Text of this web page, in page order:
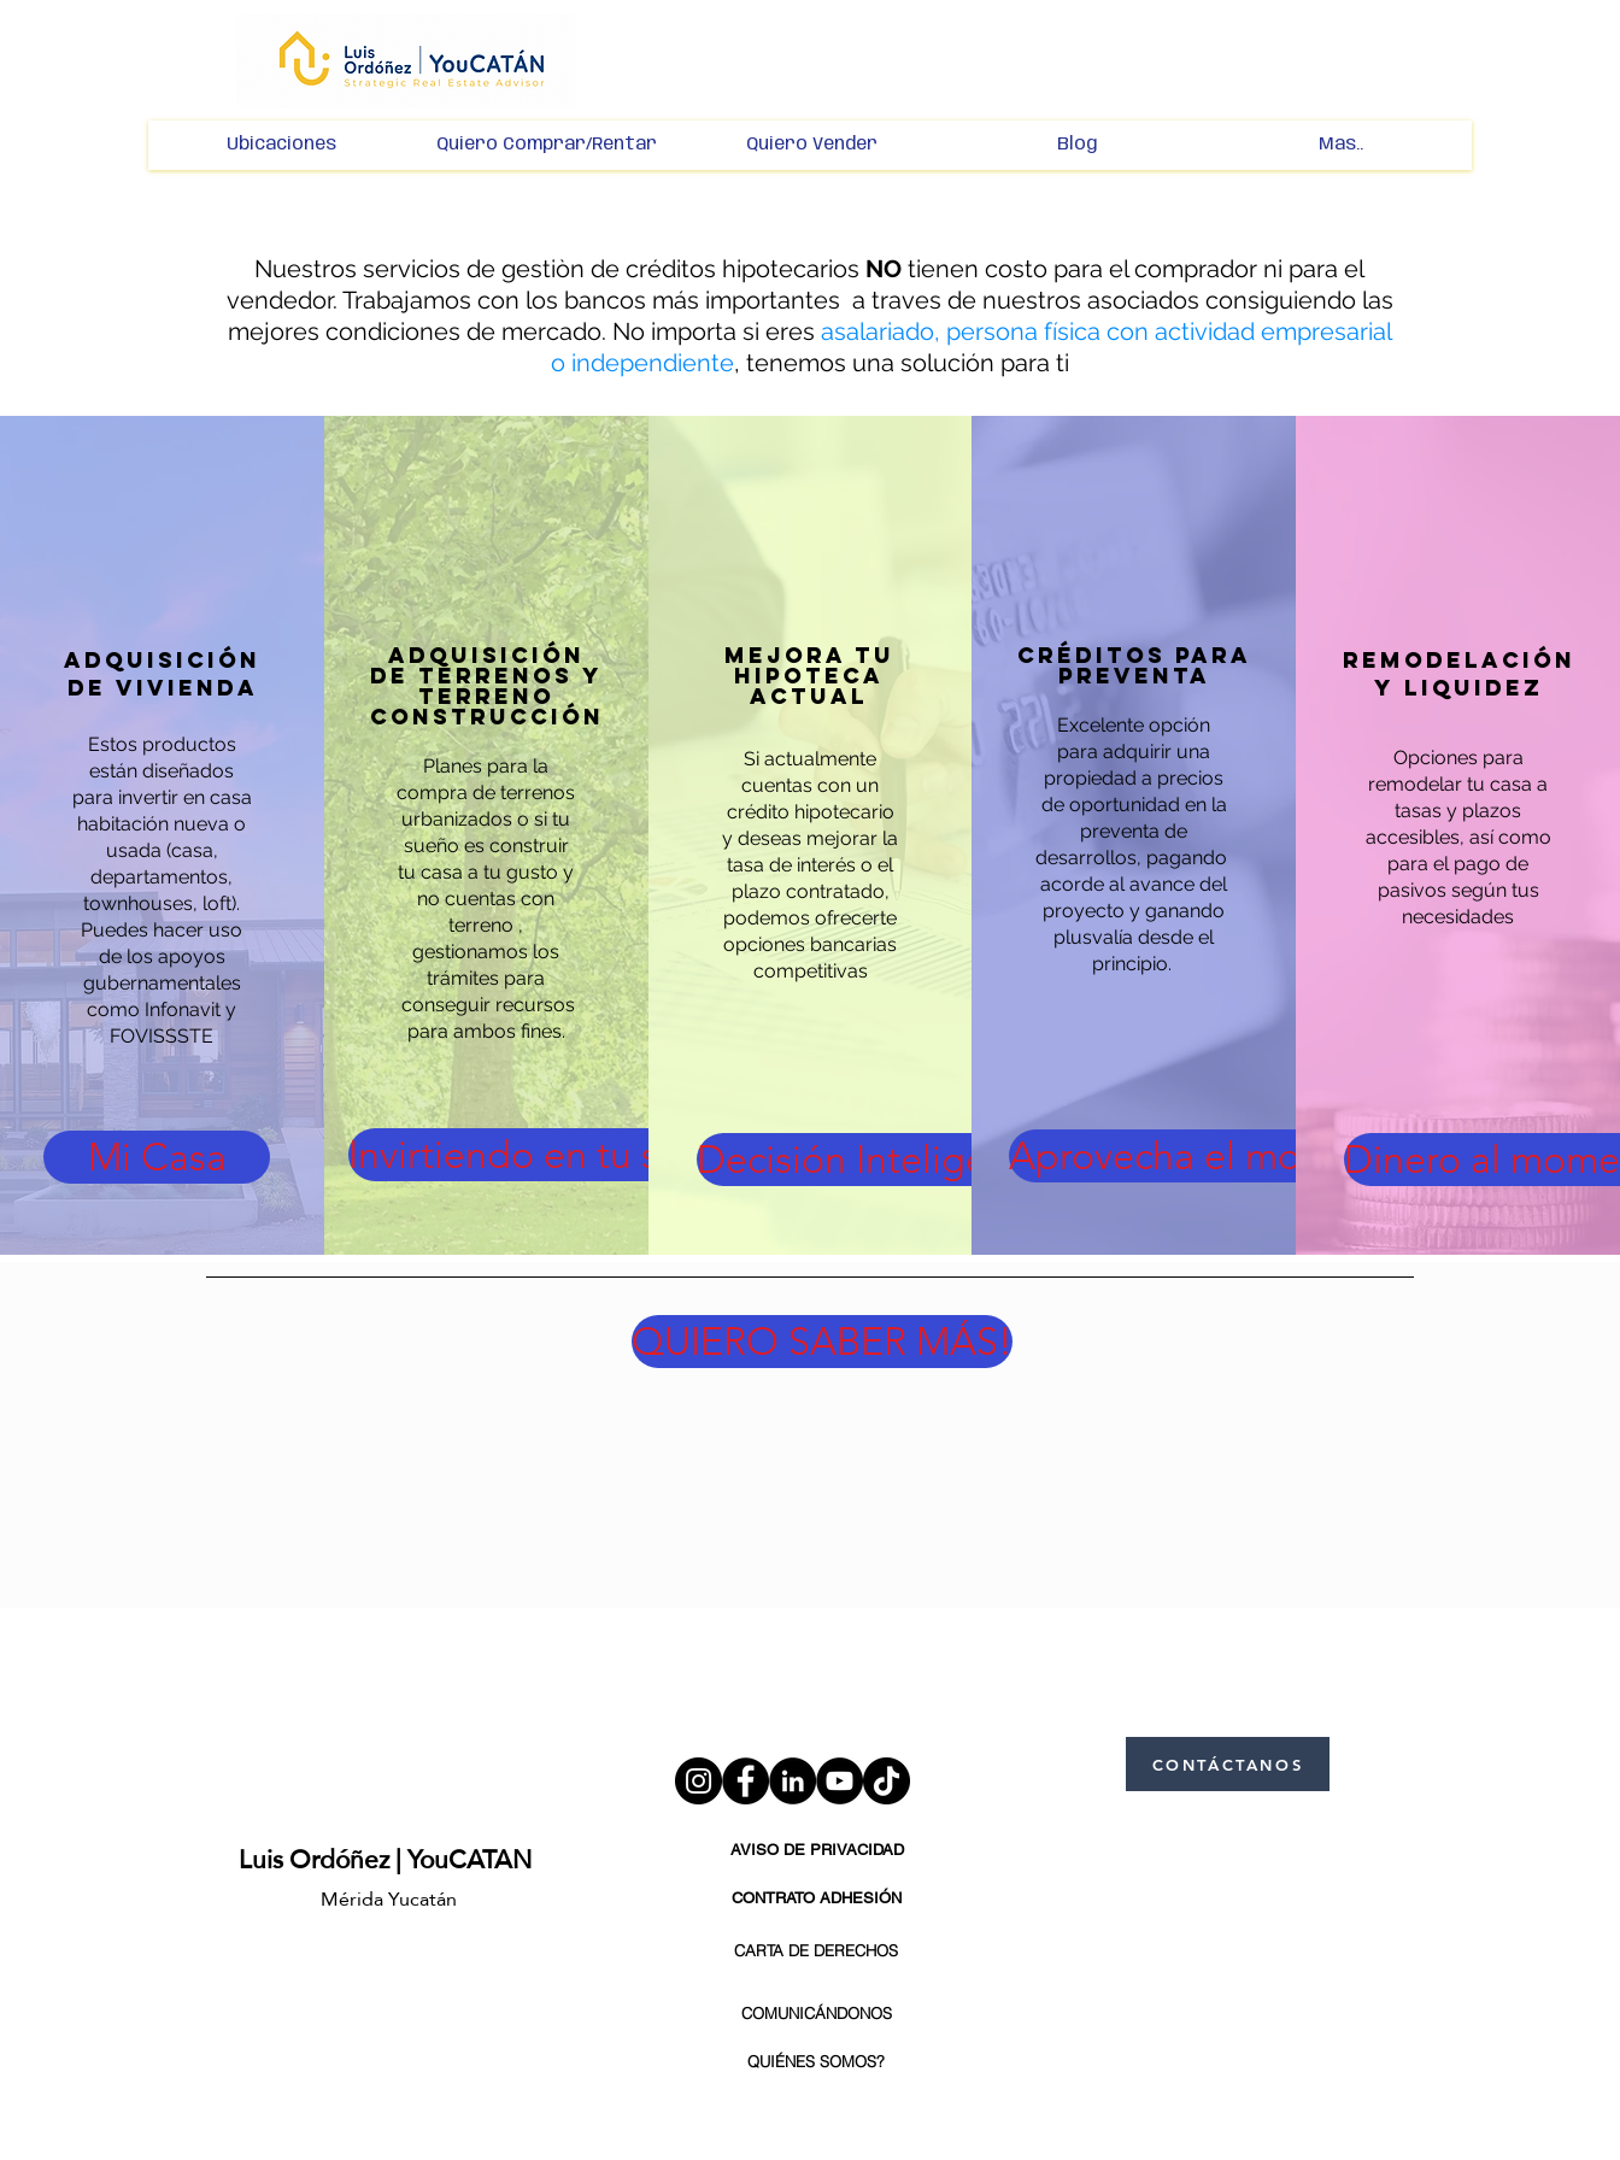
Ubicaciones Quiero Comprar/Rentar Quiero Vender Blog Mas..
Nuestros servicios de gestiòn de créditos hipotecarios NO tienen costo para el comprador ni para el
vendedor. Trabajamos con los bancos más importantes a traves de nuestros asociados consiguiendo las
mejores condiciones de mercado. No importa si eres asalariado, persona física con actividad empresarial
o independiente, tenemos una solución para ti
Adquisición
de vivienda
​Estos productos
están diseñados
para invertir en casa
habitación nueva o
usada (casa,
departamentos,
townhouses, loft).
Puedes hacer uso
de los apoyos
gubernamentales
como Infonavit y
FOVISSSTE
Mi Casa
Adquisición
de terrenos y
terreno
construcción
Planes para la
compra de terrenos
urbanizados o si tu
sueño es construir
tu casa a tu gusto y
no cuentas con
terreno ,
gestionamos los
trámites para
conseguir recursos
para ambos fines.
Invirtiendo en tu sueño
mejora tu
hipoteca
actual
Si actualmente
cuentas con un
crédito hipotecario
y deseas mejorar la
tasa de interés o el
plazo contratado,
podemos ofrecerte
opciones bancarias
competitivas
Decisión Inteligente
créditos para
preventa
Excelente opción
para adquirir una
propiedad a precios
de oportunidad en la
preventa de
desarrollos, pagando
acorde al avance del
proyecto y ganando
plusvalía desde el
principio.
Aprovecha el momento
remodelación
y liquidez
Opciones para
remodelar tu casa a
tasas y plazos
accesibles, así como
para el pago de
pasivos según tus
necesidades
Dinero al
QUIERO SABER MÁS!
Luis Ordóñez | YouCATAN
Mérida Yucatán
AVISO DE PRIVACIDAD
CONTRATO ADHESIÓN
CONTÁCTANOS
CARTA DE DERECHOS
COMUNICÁNDONOS
QUIÉNES SOMOS?